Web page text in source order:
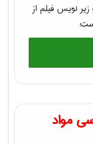
نویس فیلم از
مواد